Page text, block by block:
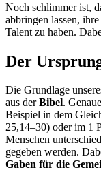
Noch schlimmer ist,
abbringen lassen,
Talent zu haben.
Der
Die Grundlage
aus derBibel.
Beispiel in dem
25,14–30) oder im 1
Menschen
gegeben werden.
Gaben für die